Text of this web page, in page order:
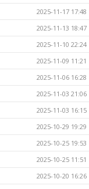
2025-11-17 17:48
2025-11-13 18:47
2025-11-10 22:24
2025-11-09 11:21
2025-11-06 16:28
2025-11-03 21:06
2025-11-03 16:15
2025-10-29 19:29
2025-10-25 19:53
2025-10-25 11:51
2025-10-20 16:26